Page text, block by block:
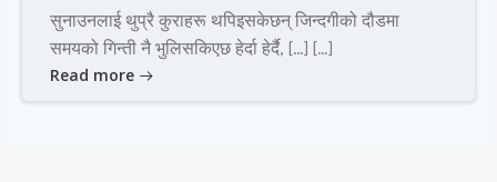
सुनाउनलाई थुप्रै कुराहरू थपिइसकेछन् जिन्दगीको दौडमा
समयको गिन्ती नै भुलिसकिएछ हेर्दा हेर्दै, […] […]
Read more